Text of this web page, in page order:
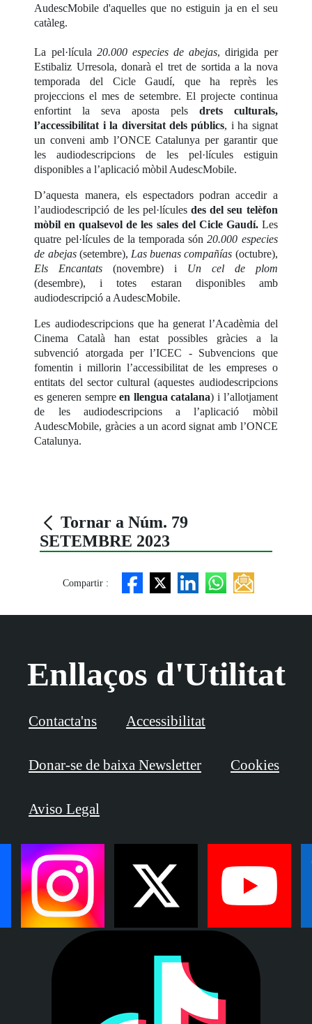
AudescMobile d'aquelles que no estiguin ja en el seu
catàleg.
La pel·lícula 20.000 especies de abejas, dirigida per
Estibaliz Urresola, donarà el tret de sortida a la nova
temporada del Cicle Gaudí, que ha reprès les
projeccions el mes de setembre. El projecte continua
enfortint la seva aposta pels drets culturals,
l’accessibilitat i la diversitat dels públics, i ha signat
un conveni amb l’ONCE Catalunya per garantir que
les audiodescripcions de les pel·lícules estiguin
disponibles a l’aplicació mòbil AudescMobile.
D’aquesta manera, els espectadors podran accedir a
l’audiodescripció de les pel·lículesdes del seu telèfon
mòbil en qualsevol de les sales del Cicle Gaudí.Les
quatre pel·lícules de la temporada són20.000 especies
de abejas(setembre), Las buenas compañías (octubre),
Els Encantats (novembre) i Un cel de plom
(desembre), i totes estaran disponibles amb
audiodescripció a AudescMobile.
Les audiodescripcions que ha generat l’Acadèmia del
Cinema Català han estat possibles gràcies a la
subvenció atorgada per l’ICEC - Subvencions que
fomentin i millorin l’accessibilitat de les empreses o
entitats del sector cultural (aquestes audiodescripcions
es generen sempreen llengua catalana) i l’allotjament
de les audiodescripcions a l’aplicació mòbil
AudescMobile, gràcies a un acord signat amb l’ONCE
Catalunya.
Tornar a Núm. 79
SETEMBRE 2023
Compartir :
Enllaços d'Utilitat
Contacta'ns Accessibilitat
Donar-se de baixa Newsletter Cookies
Aviso Legal